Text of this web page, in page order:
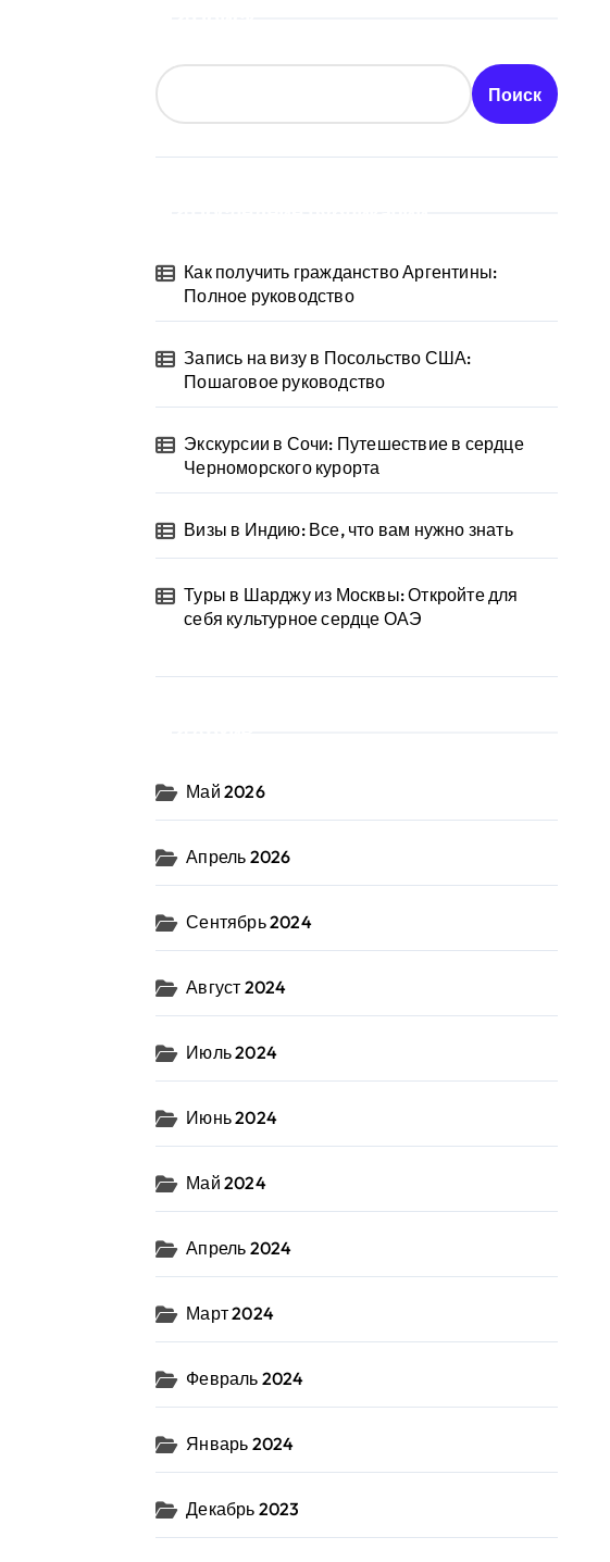
Поиск
Как получить гражданство Аргентины:
Полное руководство
Запись на визу в Посольство США:
Пошаговое руководство
Экскурсии в Сочи: Путешествие в сердце
Черноморского курорта
Визы в Индию: Все, что вам нужно знать
Туры в Шарджу из Москвы: Откройте для
себя культурное сердце ОАЭ
Май 2026
Апрель 2026
Сентябрь 2024
Август 2024
Июль 2024
Июнь 2024
Май 2024
Апрель 2024
Март 2024
Февраль 2024
Январь 2024
Декабрь 2023